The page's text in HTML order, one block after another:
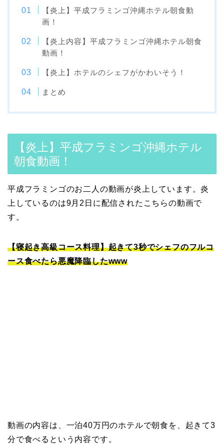
【炎上】平成フラミンゴ沖縄ホテル朝食動
画！
【炎上内容】平成フラミンゴ沖縄ホテル朝食
動画！
【炎上】ホテルのシェフがかわいそう！
まとめ
【炎上】平成フラミンゴ沖縄ホテル
朝食動画！
平成フラミンゴのお二人の動画が炎上しています。炎
上しているのは9月2日に配信されたこちらの動画で
す。
【寝起き高級コース料理】起きて3秒でシェフのフルコ
ース食べたら悪魔降臨したwww
動画の内容は、一泊40万円のホテルで朝食を、起きて3
分で食べるという内容です。